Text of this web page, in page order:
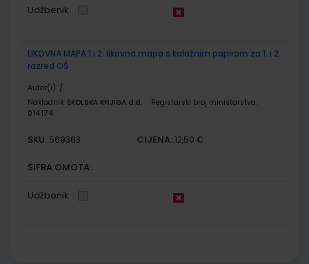
Udžbenik
LIKOVNA MAPA 1 i 2; likovna mapa s kolažnim papirom za 1. i 2.
razred OŠ
Autor(i): /
Nakladnik: ŠKOLSKA KNJIGA d.d.
Registarski broj ministarstva:
014174
SKU: 569363 CIJENA: 12,50 €
ŠIFRA OMOTA:
Udžbenik